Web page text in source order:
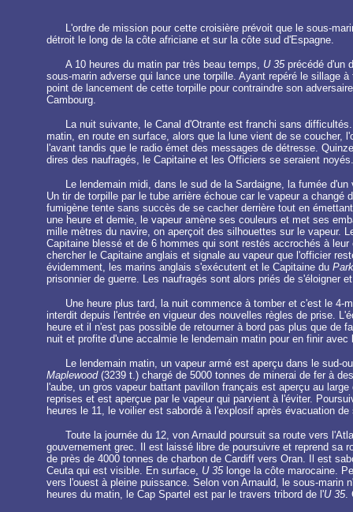
L'ordre de mission pour cette croisière prévoit que le sous-
détroit le long de la côte africiane et sur la côte sud d'Espagne.
A 10 heures du matin par très beau temps, U 35précédé d'un
sous-marin adverse qui lance une torpille. Ayant repéré le sillage
point de lancement de cette torpille pour contraindre son
Cambourg.
La nuit suivante, le Canal d'Otrante est franchi sans
matin, en route en surface, alors que la lune vient de se coucher,
l'avant tandis que le radio émet des messages de détresse.
dires des naufragés, le Capitaine et les Officiers se seraient
Le lendemain midi, dans le sud de la Sardaigne, la fumée
Un tir de torpille par le tube arrière échoue car le vapeur a
fumigène tente sans succès de se cacher derrière tout en
une heure et demie, le vapeur amène ses couleurs et met ses
mille mètres du navire, on aperçoit des silhouettes sur le vapeur.
Capitaine blessé et de 6 hommes qui sont restés accrochés à
chercher le Capitaine anglais et signale au vapeur que l'officier
évidemment, les marins anglais s'exécutent et le Capitaine du
prisonnier de guerre. Les naufragés sont alors priés de s'éloigner
Une heure plus tard, la nuit commence à tomber et c'est le 4-
interdit depuis l'entrée en vigueur des nouvelles règles de prise.
heure et il n'est pas possible de retourner à bord pas plus que de
nuit et profite d'une accalmie le lendemain matin pour en finir avec
Le lendemain matin, un vapeur armé est aperçu dans le sud-
Maplewood(3239 t.) chargé de 5000 tonnes de minerai de fer à
l'aube, un gros vapeur battant pavillon français est aperçu au
reprises et est aperçue par le vapeur qui parvient à l'éviter.
heures le 11, le voilier est sabordé à l'explosif après évacuation
Toute la journée du 12, von Arnauld poursuit sa route vers
gouvernement grec. Il est laissé libre de poursuivre et reprend sa
de près de 4000 tonnes de charbon de Cardiff vers Oran. Il est
Ceuta qui est visible. En surface, U 35longe la côte marocaine.
vers l'ouest à pleine puissance. Selon von Arnauld, le sous-
heures du matin, le Cap Spartel est par le travers tribord de l'U 35.